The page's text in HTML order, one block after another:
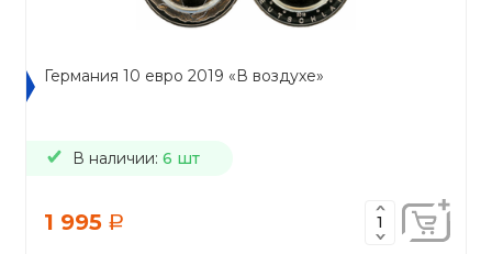
Германия 10 евро 2019 «В воздухе»
В наличии: 6 шт
1 995 a